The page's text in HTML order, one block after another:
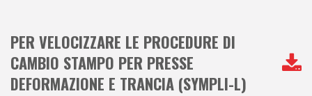
PER VELOCIZZARE LE PROCEDURE DI
CAMBIO STAMPO PER PRESSE
DEFORMAZIONE E TRANCIA (SYMPLI-L)